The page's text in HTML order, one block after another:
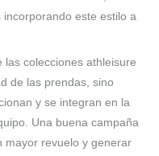
este estilo a
las colecciones athleisure
de las prendas, sino
y se integran en la
Una buena campaña
mayor revuelo y generar